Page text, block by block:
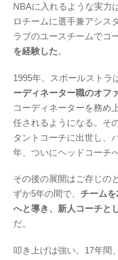
NBAに入れるような実力
ロチームに選手兼アシス
ラブのユースチームでコ
を経験した。
1995年、スポールストラ
ーディネーター職のオフ
コーディネーターを務め
任されるようになる。そ
タントコーチに出世し、
年、ついにヘッドコーチ
その後の展開はご存じの
ずか5年の間で、チーム
へと導き、新人コーチと
だ。
叩き上げは強い。17年間